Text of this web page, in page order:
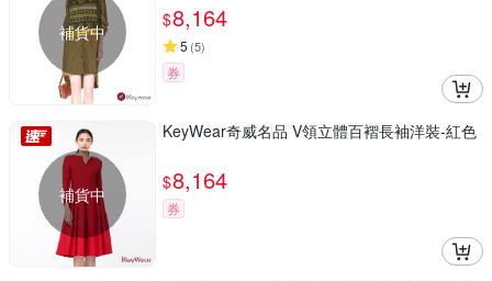
補貨中
$8,164
5 (5)
券
補貨中
KeyWear奇威名品 V領立體百褶長袖洋裝-紅色
$8,164
券